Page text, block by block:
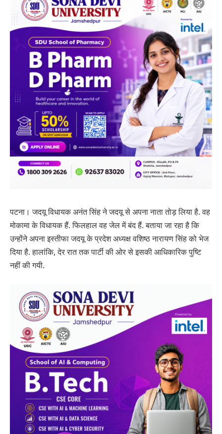
पटना। जदयू विधायक अनंत सिंह ने जदयू से अपना नाता तोड़ लिया है. वह
मोकामा के विधायक हैं. फिलहाल वह जेल में बंद हैं. बताया जा रहा है कि
उन्होंने अपना इस्तीफा जदयू के प्रदेश अध्यक्ष वशिष्ठ नारायण सिंह को भेज
दिया है. हालांकि, देर रात तक पार्टी की ओर से इसकी आधिकारिक पुष्टि
नहीं की गयी.